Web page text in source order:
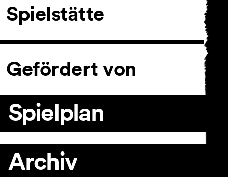
Spielstätte
Gefördert von
Spielplan
Archiv